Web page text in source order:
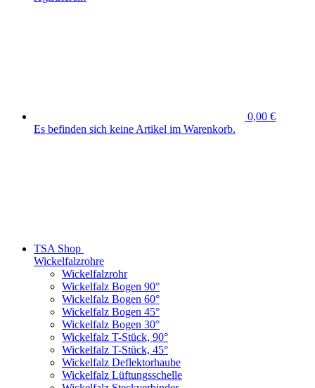
0,00 €
Es befinden sich keine Artikel im Warenkorb.
TSA Shop
Wickelfalzrohre
Wickelfalzrohr
Wickelfalz Bogen 90°
Wickelfalz Bogen 60°
Wickelfalz Bogen 45°
Wickelfalz Bogen 30°
Wickelfalz T-Stück, 90°
Wickelfalz T-Stück, 45°
Wickelfalz Deflektorhaube
Wickelfalz Lüftungsschelle